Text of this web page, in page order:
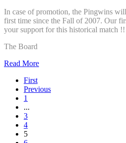
In case of promotion, the Pingwins
first time since the Fall of 2007. Our
your support for this historical match !!
The Board
Read More
First
Previous
1
...
3
4
5